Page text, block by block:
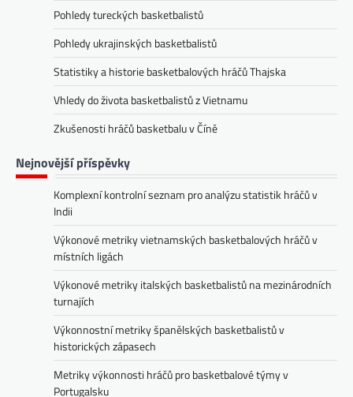
Pohledy tureckých basketbalistů
Pohledy ukrajinských basketbalistů
Statistiky a historie basketbalových hráčů Thajska
Vhledy do života basketbalistů z Vietnamu
Zkušenosti hráčů basketbalu v Číně
Nejnovější příspěvky
Komplexní kontrolní seznam pro analýzu statistik hráčů v
Indii
Výkonové metriky vietnamských basketbalových hráčů v
místních ligách
Výkonové metriky italských basketbalistů na mezinárodních
turnajích
Výkonnostní metriky španělských basketbalistů v
historických zápasech
Metriky výkonnosti hráčů pro basketbalové týmy v
Portugalsku